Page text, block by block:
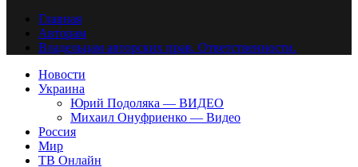
Главная
Авторам
Владельцам авторских прав. Ответственности.
Новости
Украина
Юрий Подоляка — ВИДЕО
Михаил Онуфриенко — Видео
Россия
Мир
ТВ Онлайн